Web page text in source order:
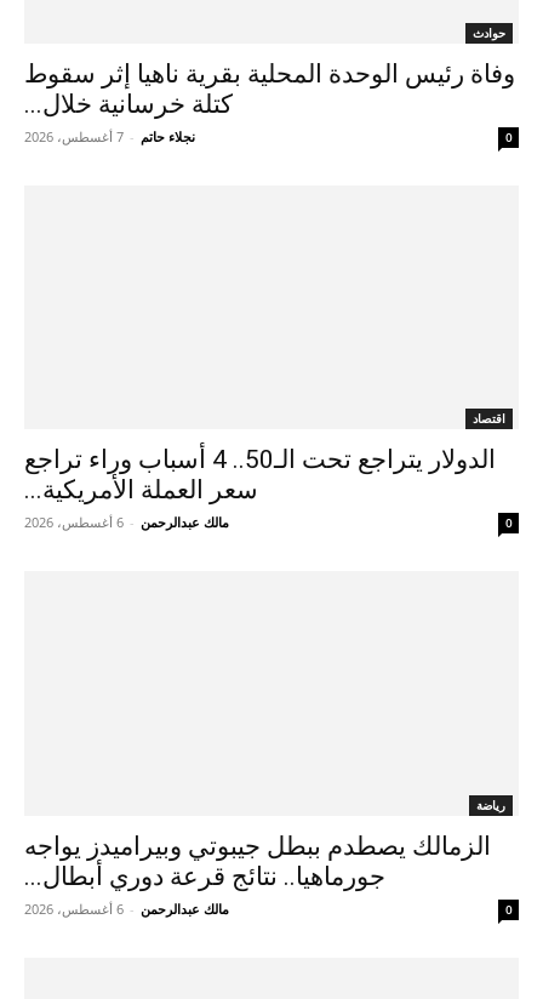
حوادث
وفاة رئيس الوحدة المحلية بقرية ناهيا إثر سقوط
كتلة خرسانية خلال...
نجلاء حاتم - 7 أغسطس، 2026 0
اقتصاد
الدولار يتراجع تحت الـ50.. 4 أسباب وراء تراجع
سعر العملة الأمريكية...
مالك عبدالرحمن - 6 أغسطس، 2026 0
رياضة
الزمالك يصطدم ببطل جيبوتي وبيراميدز يواجه
جورماهيا.. نتائج قرعة دوري أبطال...
مالك عبدالرحمن - 6 أغسطس، 2026 0